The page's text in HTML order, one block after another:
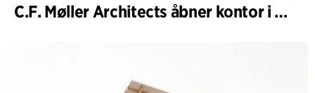
C.F. Møller Architects åbner kontor i Göteborg